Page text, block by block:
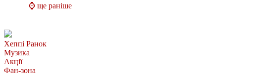
⌚ ще раніше
Хеппі Ранок
Музика
Акції
Фан-зона